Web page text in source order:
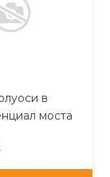
в
моста